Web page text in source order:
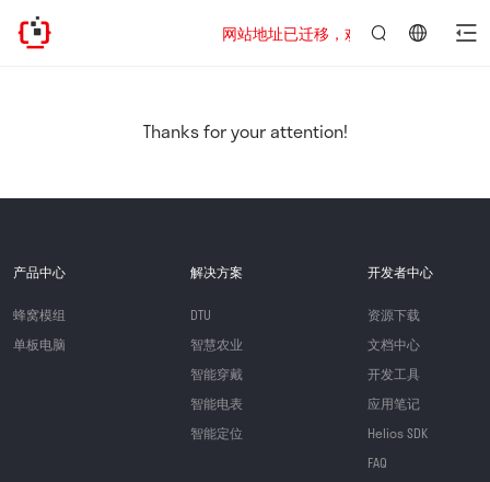
网站地址已迁移，欢迎访问新址：
Thanks for your attention!
产品中心
蜂窝模组
单板电脑
解决方案
DTU
智慧农业
智能穿戴
智能电表
智能定位
开发者中心
资源下载
文档中心
开发工具
应用笔记
Helios SDK
FAQ